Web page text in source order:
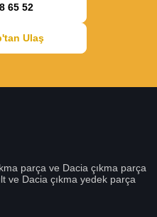
65 52
Ulaş
parça ve Dacia çıkma parça
ve Dacia çıkma yedek parça